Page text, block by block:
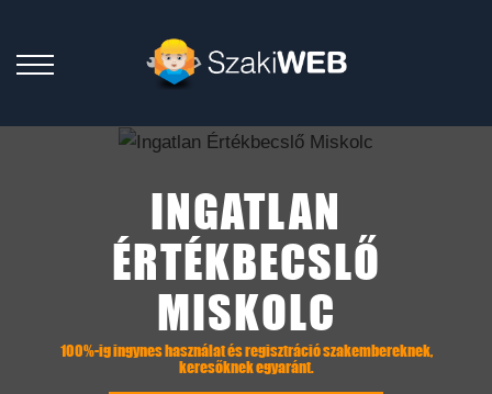
INGATLAN
ÉRTÉKBECSLŐ
MISKOLC
100%-ig ingynes használat és regisztráció szakembereknek,
keresőknek egyaránt.